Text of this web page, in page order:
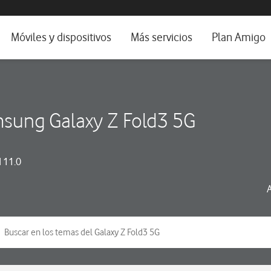
e idioma
Móviles y dispositivos
Ver todos
Más servicios Plan Amigo
Galaxy Z Fold3 5G
11.0